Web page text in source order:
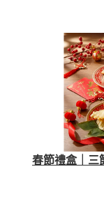
春節禮盒｜三